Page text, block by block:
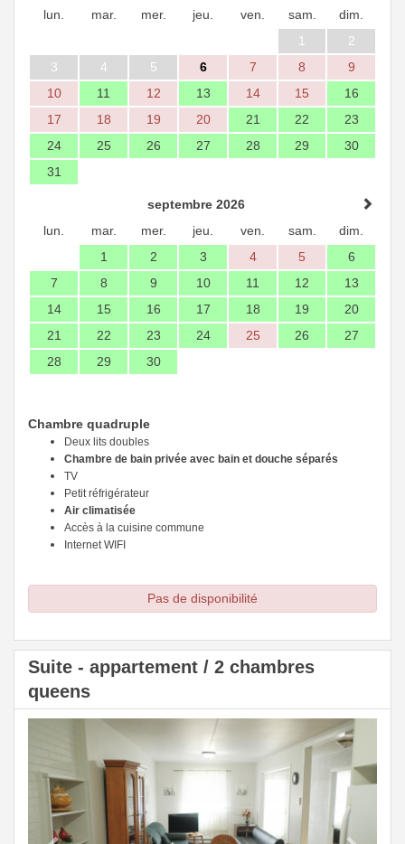
lun.
mar. mer. jeu. ven. sam.
dim.
1
2
3
4 5 6 7 8
9
10
11 12 13 14 15
16
17
18 19 20 21 22
23
24
25 26 27 28 29
30
31
septembre 2026
lun.
mar. mer. jeu. ven. sam.
dim.
1
2 3 4 5
6
7
8 9 10 11 12
13
14
15 16 17 18 19
20
21
22 23 24 25 26
27
28
29 30
Chambre quadruple
Deux lits doubles
Chambre de bain privée avec bain et douche séparés
TV
Petit réfrigérateur
Air climatisée
Accès à la cuisine commune
Internet WIFI
Pas de disponibilité
Suite - appartement / 2 chambres
queens
Previous
Next